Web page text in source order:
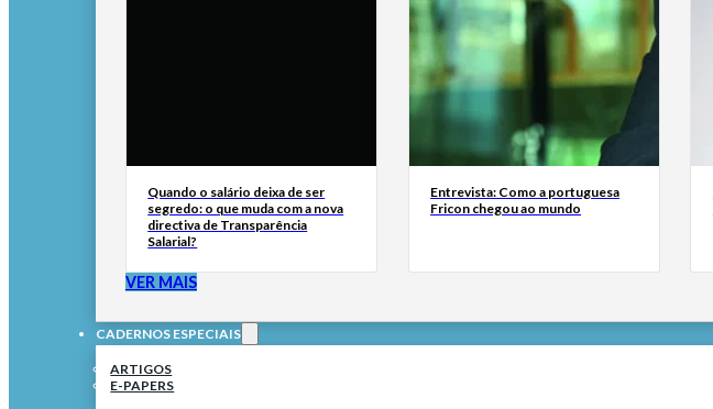
Quando o salário deixa de ser
segredo: o que muda com a nova
directiva de Transparência
Salarial?
Entrevista: Como a portuguesa
Fricon chegou ao mundo
VER MAIS
CADERNOS ESPECIAIS
ARTIGOS
E-PAPERS